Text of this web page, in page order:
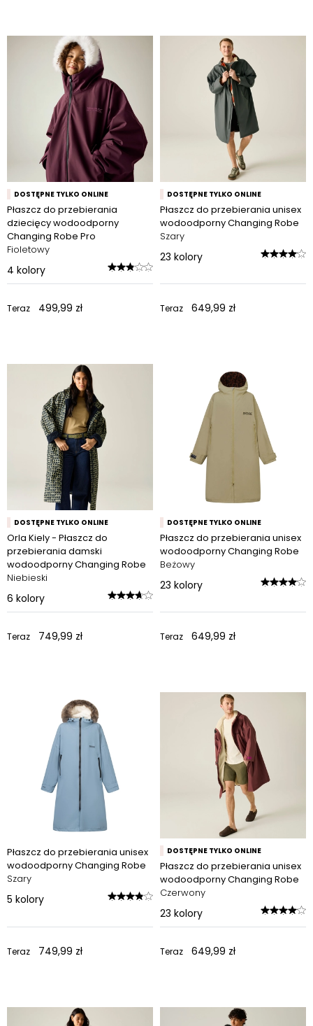
DOSTĘPNE TYLKO ONLINE
Płaszcz do przebierania
dziecięcy wodoodporny
Changing Robe Pro
Fioletowy
4 kolory
Teraz 499,99 zł
DOSTĘPNE TYLKO ONLINE
Płaszcz do przebierania unisex
wodoodporny Changing Robe
Szary
23 kolory
Teraz 649,99 zł
DOSTĘPNE TYLKO ONLINE
Orla Kiely - Płaszcz do
przebierania damski
wodoodporny Changing Robe
Niebieski
6 kolory
Teraz 749,99 zł
DOSTĘPNE TYLKO ONLINE
Płaszcz do przebierania unisex
wodoodporny Changing Robe
Beżowy
23 kolory
Teraz 649,99 zł
Płaszcz do przebierania unisex
wodoodporny Changing Robe
Szary
5 kolory
Teraz 749,99 zł
DOSTĘPNE TYLKO ONLINE
Płaszcz do przebierania unisex
wodoodporny Changing Robe
Czerwony
23 kolory
Teraz 649,99 zł